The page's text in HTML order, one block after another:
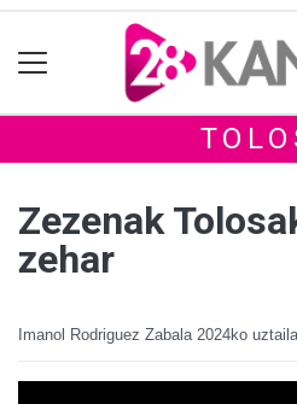
Zezenak
zehar
Imanol Rodriguez Zabala 2024ko